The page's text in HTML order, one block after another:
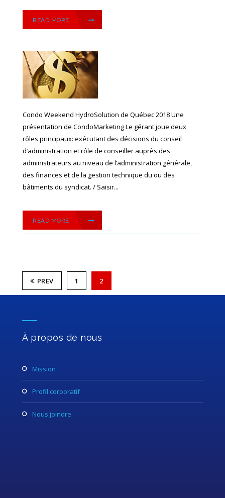
READ MORE
Condo Weekend HydroSolution de Québec 2018 Une
présentation de CondoMarketing Le gérant joue deux
rôles principaux: exécutant des décisions du conseil
d’administration et rôle de conseiller auprès des
administrateurs au niveau de l’administration générale,
des finances et de la gestion technique du ou des
bâtiments du syndicat. / Saisir...
READ MORE
PREV 1 2
À propos de nous
mission
profil corporatif
nous joindre